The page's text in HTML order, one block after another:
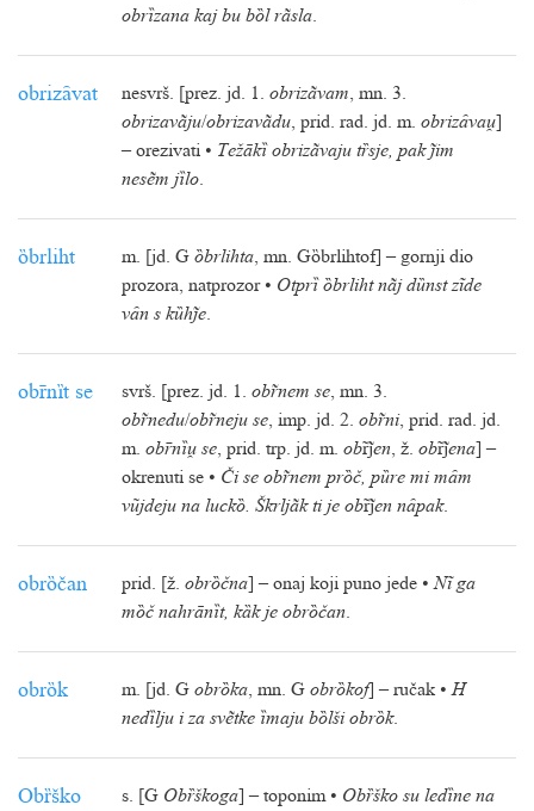
obrȉzana kaj bu bȍl rãsla.
obrizȃvat nesvrš. [prez. jd. 1. obrizãvam, mn. 3.
obrizavãju/obrizavãdu, prid. rad. jd. m. obrizȃva
– orezivati • Težākȉ obrizãvaju tȑsje, pak im
nesẽm jȉlo.
ȍbrliht m. [jd. G ȍbrlihta, mn. Gȍbrlihtof] – gornji dio
prozora, natprozor • Otprȉ ȍbrliht nãj dȕnst zĩde
vȃn s kȕhe.
obnȉt se svrš. [prez. jd. 1. obnem se, mn. 3.
obnedu/obneju se, imp. jd. 2. obni, prid. rad. jd.
m. obnȉ se, prid. trp. jd. m. oben, ž. obena ] –
okrenuti se • Či se obnem prȍč, pȕre mi mȃm
vũjdeju na luckȍ. Škrljãk ti je oben nȃpak.
obrȍčan prid. [ž. obrȍčna ] – onaj koji puno jede •Nĩ ga
mȍč nahrānȉt, kȁk je obrȍčan.
obrȍk m. [jd. G obrȍka, mn. G obrȍkof] – ručak •H
nedȉlju i za svẽtke ȉmaju bȍlši obrȍk.
Obȑško s. [G Obȑškoga ] – toponim • Obȑško su ledȉne na